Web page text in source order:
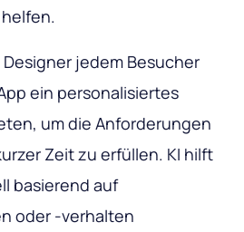
jedem Besucher
ein personalisiertes
um die Anforderungen
Zeit zu erfüllen. KI hilft
basierend auf
oder -verhalten